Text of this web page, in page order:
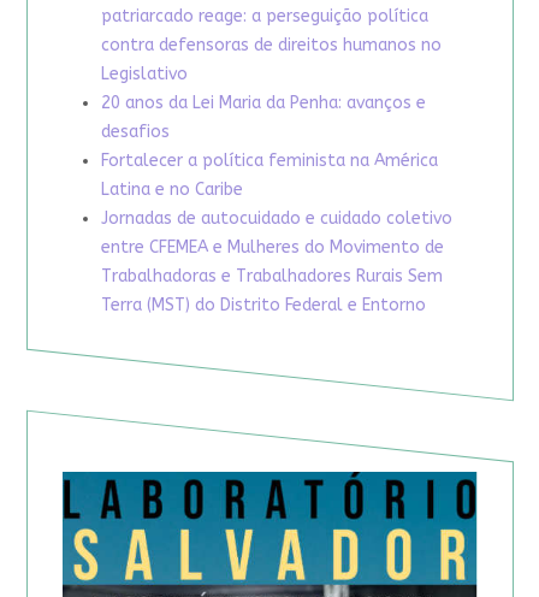
patriarcado reage: a perseguição política
contra defensoras de direitos humanos no
Legislativo
20 anos da Lei Maria da Penha: avanços e
desafios
Fortalecer a política feminista na América
Latina e no Caribe
Jornadas de autocuidado e cuidado coletivo
entre CFEMEA e Mulheres do Movimento de
Trabalhadoras e Trabalhadores Rurais Sem
Terra (MST) do Distrito Federal e Entorno